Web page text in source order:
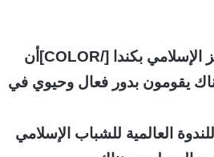
أكد [COLOR=crimson]الداعية إبراهيم ميلباري مدير المركز الإسلامي بكندا [/COLOR]أن
يقومون بدور فعال وحيوي في
العالمية للشباب الإسلامي